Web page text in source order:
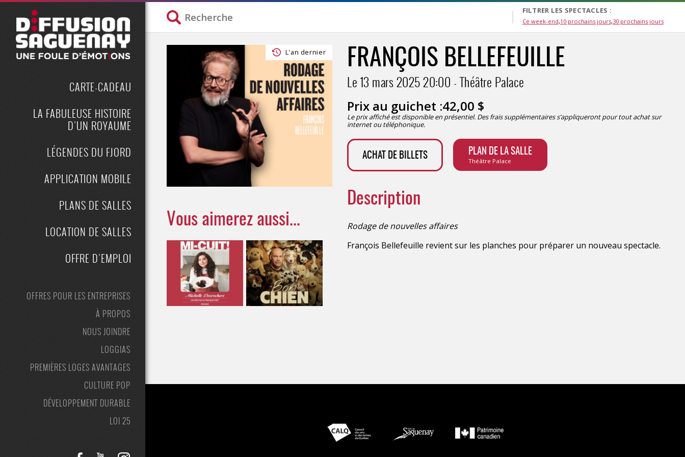
CARTE-CADEAU
LA FABULEUSE HISTOIRE
D’UN ROYAUME
LÉGENDES DU FJORD
APPLICATION MOBILE
PLANS DE SALLES
LOCATION DE SALLES
OFFRE D’EMPLOI
OFFRES POUR LES ENTREPRISES
À PROPOS
NOUS JOINDRE
LOGGIAS
PREMIÈRES LOGES AVANTAGES
CULTURE POP
DÉVELOPPEMENT DURABLE
LOI 25
FILTRER LES SPECTACLES :
Ce week-end 10 prochains jours 30 prochains jours
L'an dernier FRANÇOIS BELLEFEUILLE
Le 13 mars 202520:00 Théâtre Palace
Prix au guichet :42,00 $
Le prix affiché est disponible en présentiel. Des frais supplémentaires s’appliqueront pour tout achat sur
internet ou téléphonique.
ACHAT DE BILLETS PLAN DE LA SALLE
Théâtre Palace
Description
Rodage de nouvelles affaires
François Bellefeuille revient sur les planches pour préparer un nouveau spectacle.
Vous aimerez aussi...